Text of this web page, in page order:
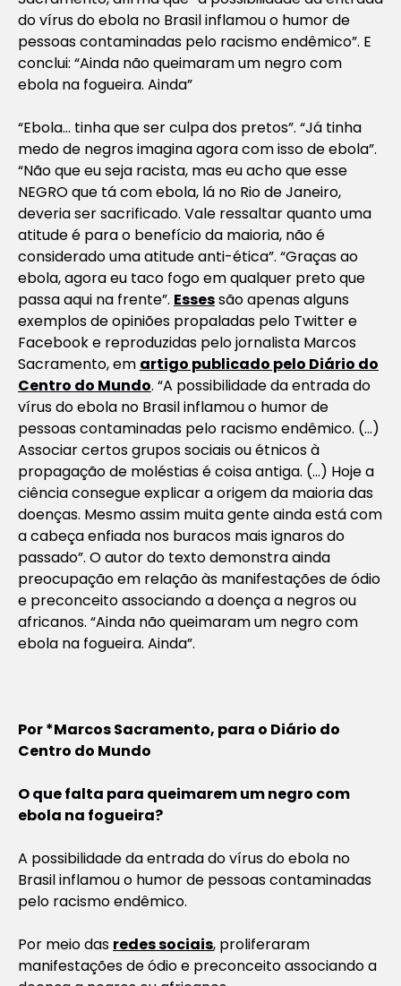
do vírus do ebola no Brasil inflamou o humor de
pessoas contaminadas pelo racismo endêmico”. E
conclui: “Ainda não queimaram um negro com
ebola na fogueira. Ainda”
“Ebola… tinha que ser culpa dos pretos”. “Já tinha
medo de negros imagina agora com isso de ebola”.
“Não que eu seja racista, mas eu acho que esse
NEGRO que tá com ebola, lá no Rio de Janeiro,
deveria ser sacrificado. Vale ressaltar quanto uma
atitude é para o benefício da maioria, não é
considerado uma atitude anti-ética”. “Graças ao
ebola, agora eu taco fogo em qualquer preto que
passa aqui na frente”. Essessão apenas alguns
exemplos de opiniões propaladas pelo Twitter e
Facebook e reproduzidas pelo jornalista Marcos
Sacramento, em artigo publicado pelo Diário do
Centro do Mundo. “A possibilidade da entrada do
vírus do ebola no Brasil inflamou o humor de
pessoas contaminadas pelo racismo endêmico. (…)
Associar certos grupos sociais ou étnicos à
propagação de moléstias é coisa antiga. (…) Hoje a
ciência consegue explicar a origem da maioria das
doenças. Mesmo assim muita gente ainda está com
a cabeça enfiada nos buracos mais ignaros do
passado”. O autor do texto demonstra ainda
preocupação em relação às manifestações de ódio
e preconceito associando a doença a negros ou
africanos. “Ainda não queimaram um negro com
ebola na fogueira. Ainda”.
Por*Marcos Sacramento, para o Diário do
Centro do Mundo
O que falta para queimarem um negro com
ebola na fogueira?
A possibilidade da entrada do vírus do ebola no
Brasil inflamou o humor de pessoas contaminadas
pelo racismo endêmico.
Por meio das redes sociais, proliferaram
manifestações de ódio e preconceito associando a